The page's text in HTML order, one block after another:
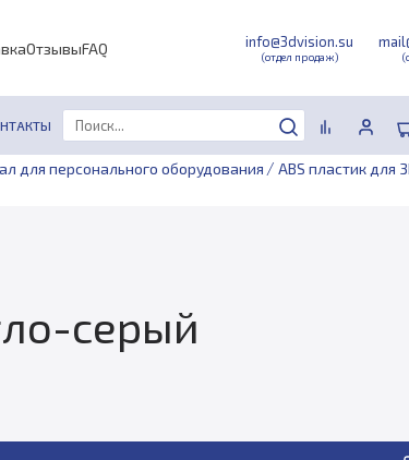
ОтзывыFAQ info@3dvision.su
(отдел продаж)
для персонального оборудования / ABS пластик для
серый